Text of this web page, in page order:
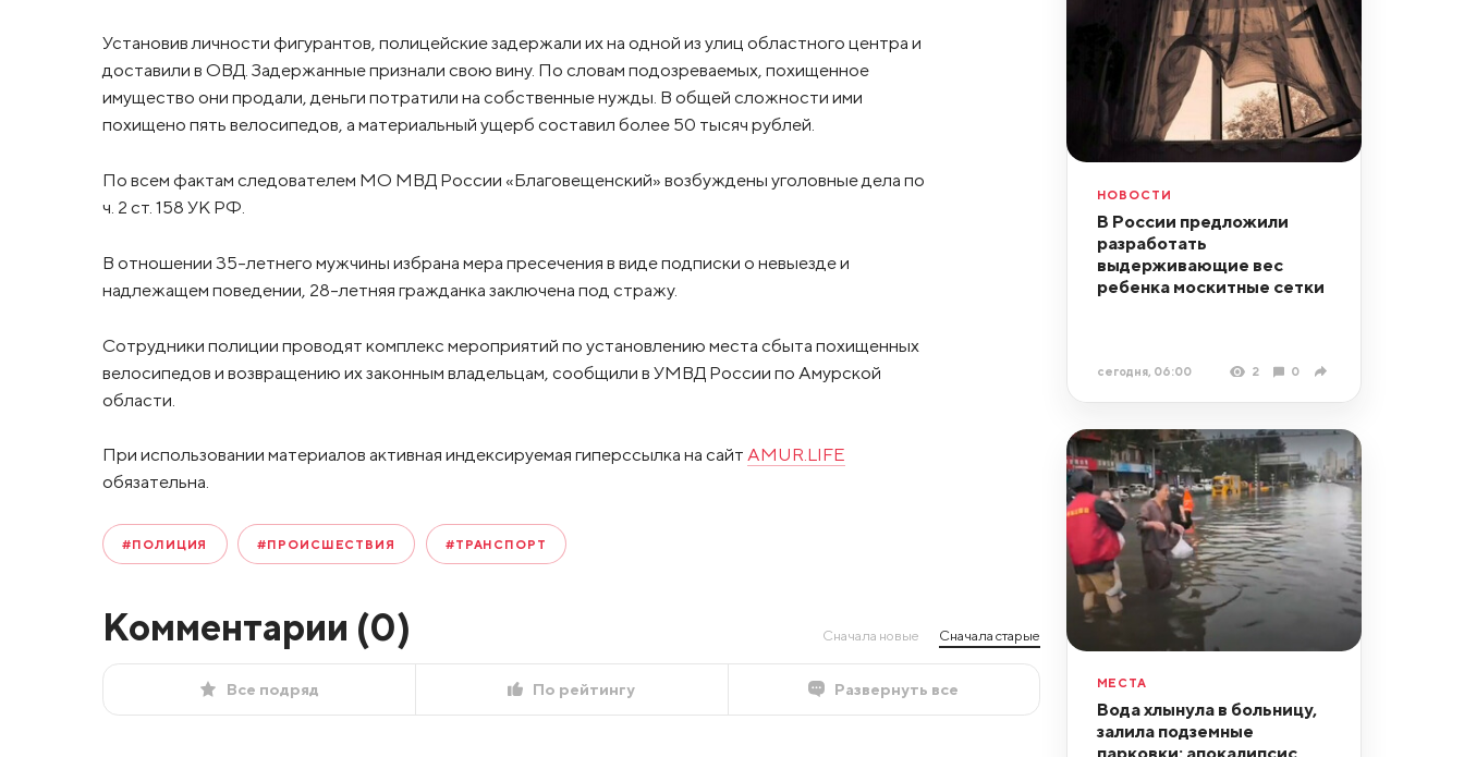
Установив личности фигурантов, полицейские задержали их на одной из улиц областного центра и
доставили в ОВД. Задержанные признали свою вину. По словам подозреваемых, похищенное
имущество они продали, деньги потратили на собственные нужды. В общей сложности ими
похищено пять велосипедов, а материальный ущерб составил более 50 тысяч рублей.
По всем фактам следователем МО МВД России «Благовещенский» возбуждены уголовные дела по
ч. 2 ст. 158 УК РФ.
В отношении 35-летнего мужчины избрана мера пресечения в виде подписки о невыезде и
надлежащем поведении, 28-летняя гражданка заключена под стражу.
Сотрудники полиции проводят комплекс мероприятий по установлению места сбыта похищенных
велосипедов и возвращению их законным владельцам, сообщили в УМВД России по Амурской
области.
При использовании материалов активная индексируемая гиперссылка на сайт AMUR.LIFE
обязательна.
#ПОЛИЦИЯ #ПРОИСШЕСТВИЯ #ТРАНСПОРТ
Комментарии (0) Сначала новые Сначала старые
Все подряд По рейтингу Развернуть все
НОВОСТИ
В России предложили
разработать
выдерживающие вес
ребенка москитные сетки
сегодня, 06:00 2 0
МЕСТА
Вода хлынула в больницу,
залила подземные
парковки: апокалипсис